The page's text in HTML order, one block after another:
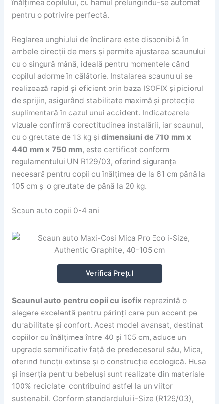
înălțimea copilului, cu hamul prelungindu-se automat
pentru o potrivire perfectă.
Reglarea unghiului de înclinare este disponibilă în
ambele direcții de mers și permite ajustarea scaunului
cu o singură mână, ideală pentru momentele când
copilul adorme în călătorie. Instalarea scaunului se
realizează rapid și eficient prin baza ISOFIX și piciorul
de sprijin, asigurând stabilitate maximă și protecție
suplimentară în cazul unui accident. Indicatoarele
vizuale confirmă corectitudinea instalării, iar scaunul,
cu o greutate de 13 kg și dimensiuni de 710 mm x
440 mm x 750 mm, este certificat conform
regulamentului UN R129/03, oferind siguranța
necesară pentru copii cu înălțimea de la 61 cm până la
105 cm și o greutate de până la 20 kg.
Scaun auto copii 0-4 ani
Verifică Prețul
Scaunul auto pentru copii cu isofix reprezintă o
alegere excelentă pentru părinți care pun accent pe
durabilitate și confort. Acest model avansat, destinat
copiilor cu înălțimea între 40 și 105 cm, aduce un
upgrade semnificativ față de predecesorul său, Mica,
oferind funcții extinse și o construcție ecologică. Husa
și inserția pentru bebeluși sunt realizate din materiale
100% reciclate, contribuind astfel la un viitor
sustenabil. Conform standardului i-Size (R129/03),